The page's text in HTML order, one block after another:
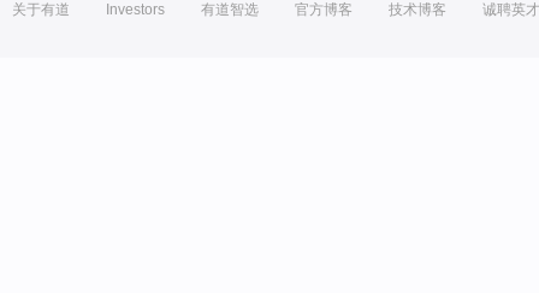
关于有道 Investors 有道智选 官方博客 技术博客 诚聘英才